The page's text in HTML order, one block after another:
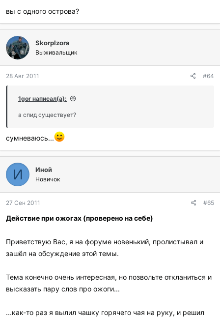
вы с одного острова?
SkorpIzora
Выживальщик
28 Авг 2011 #64
1gor написал(а):
а спид существует?
сумневаюсь...
И Иной
Новичок
27 Сен 2011 #65
Действие при ожогах (проверено на себе)
Приветствую Вас, я на форуме новенький, пролистывал и
зашёл на обсуждение этой темы.
Тема конечно очень интересная, но позвольте откланиться и
высказать пару слов про ожоги...
...как-то раз я вылил чашку горячего чая на руку, и решил